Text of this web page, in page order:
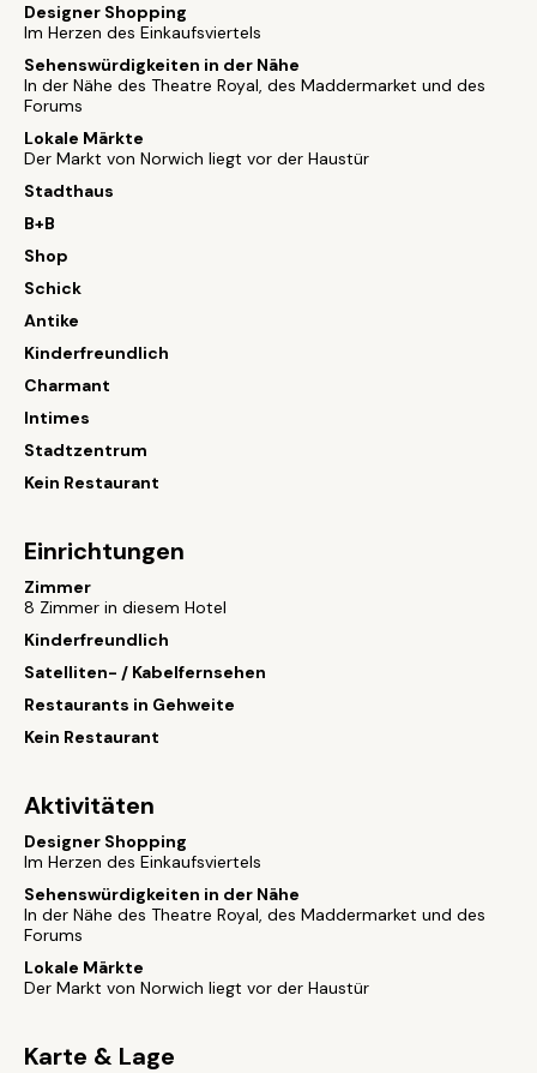
Designer Shopping
Im Herzen des Einkaufsviertels
Sehenswürdigkeiten in der Nähe
In der Nähe des Theatre Royal, des Maddermarket und des
Forums
Lokale Märkte
Der Markt von Norwich liegt vor der Haustür
Stadthaus
B+B
Shop
Schick
Antike
Kinderfreundlich
Charmant
Intimes
Stadtzentrum
Kein Restaurant
Einrichtungen
Zimmer
8 Zimmer in diesem Hotel
Kinderfreundlich
Satelliten- / Kabelfernsehen
Restaurants in Gehweite
Kein Restaurant
Aktivitäten
Designer Shopping
Im Herzen des Einkaufsviertels
Sehenswürdigkeiten in der Nähe
In der Nähe des Theatre Royal, des Maddermarket und des
Forums
Lokale Märkte
Der Markt von Norwich liegt vor der Haustür
Karte & Lage